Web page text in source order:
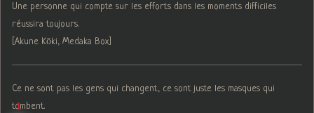
Une personne qui compte sur les efforts dans les moments difficiles
réussira toujours.
[Akune Kōki, Medaka Box]
Ce ne sont pas les gens qui changent, ce sont juste les masques qui
tombent.
1